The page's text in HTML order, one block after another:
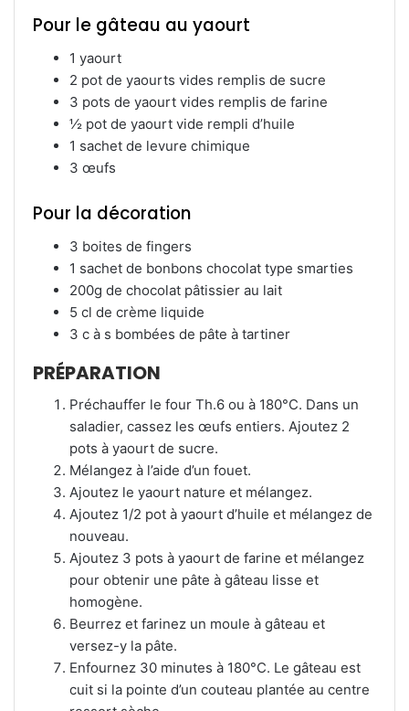
Pour le gâteau au yaourt
1 yaourt
2 pot de yaourts vides remplis de sucre
3 pots de yaourt vides remplis de farine
½ pot de yaourt vide rempli d’huile
1 sachet de levure chimique
3 œufs
Pour la décoration
3 boites de fingers
1 sachet de bonbons chocolat type smarties
200g de chocolat pâtissier au lait
5 cl de crème liquide
3 c à s bombées de pâte à tartiner
PRÉPARATION
Préchauffer le four Th.6 ou à 180°C. Dans un
saladier, cassez les œufs entiers. Ajoutez 2
pots à yaourt de sucre.
Mélangez à l’aide d’un fouet.
Ajoutez le yaourt nature et mélangez.
Ajoutez 1/2 pot à yaourt d’huile et mélangez de
nouveau.
Ajoutez 3 pots à yaourt de farine et mélangez
pour obtenir une pâte à gâteau lisse et
homogène.
Beurrez et farinez un moule à gâteau et
versez-y la pâte.
Enfournez 30 minutes à 180°C. Le gâteau est
cuit si la pointe d’un couteau plantée au centre